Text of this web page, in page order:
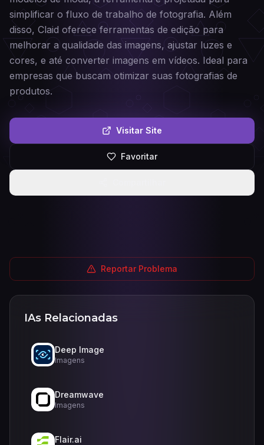
simplificar o fluxo de trabalho de fotografia. Além
disso, Claid oferece ferramentas de edição para
melhorar a qualidade das imagens, ajustar luzes e
cores, e até converter imagens em vídeos. Ideal para
empresas que buscam otimizar suas fotografias de
produtos.
Visitar Site
Favoritar
Reportar Problema
IAs Relacionadas
Deep Image
Imagens
Dreamwave
Imagens
Flair.ai